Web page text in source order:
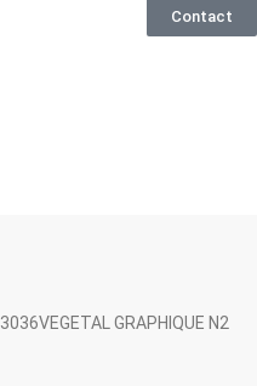
Contact
3036VEGETAL GRAPHIQUE N2